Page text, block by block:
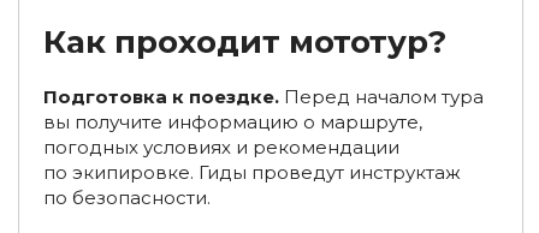
Туры на квадроциклах в Башкирии
Туры в Калининград из Ижевска
Туры на квадроциклах, эндуро-туры в Калининграде и
области
Как проходит мототур?
Подготовка к поездке. Перед началом тура
вы получите информацию о маршруте,
погодных условиях и рекомендации
по экипировке. Гиды проведут инструктаж
по безопасности.